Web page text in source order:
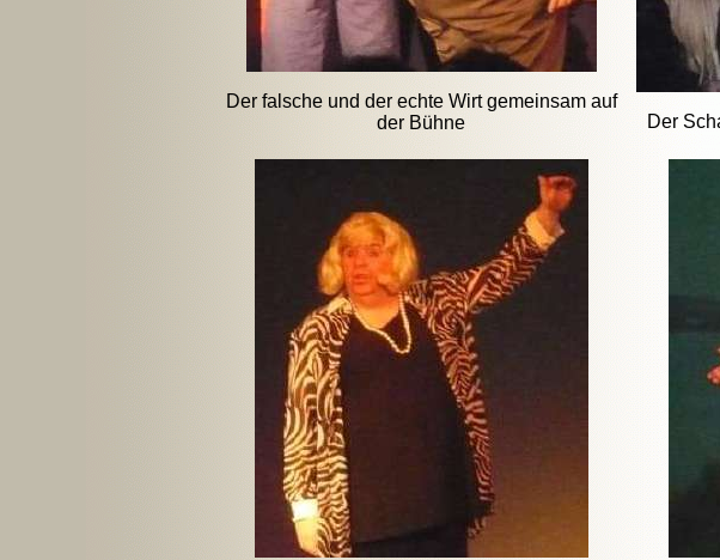
Der falsche und der echte Wirt gemeinsam auf
der Bühne
Der